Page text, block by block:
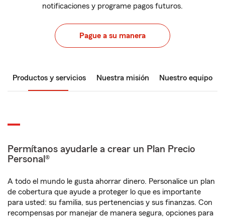
notificaciones y programe pagos futuros.
Pague a su manera
Productos y servicios Nuestra misión Nuestro equipo
Permítanos ayudarle a crear un Plan Precio
Personal®
A todo el mundo le gusta ahorrar dinero. Personalice un plan
de cobertura que ayude a proteger lo que es importante
para usted: su familia, sus pertenencias y sus finanzas. Con
recompensas por manejar de manera segura, opciones para